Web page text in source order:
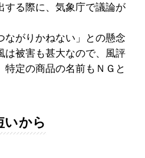
る際に、気象庁で議論が
がりかねない」との懸念
は被害も甚大なので、風評
特定の商品の名前もＮＧと
いから